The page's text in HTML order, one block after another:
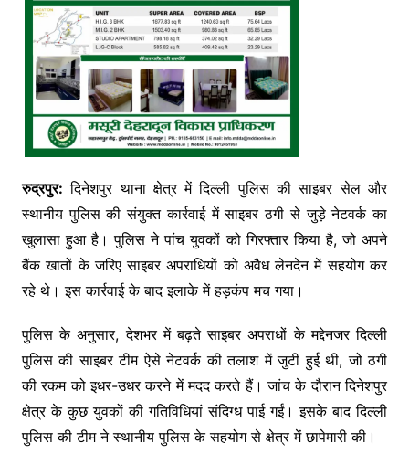
रुद्रपुर: दिनेशपुर थाना क्षेत्र में दिल्ली पुलिस की साइबर सेल और
स्थानीय पुलिस की संयुक्त कार्रवाई में साइबर ठगी से जुड़े नेटवर्क का
खुलासा हुआ है। पुलिस ने पांच युवकों को गिरफ्तार किया है, जो अपने
बैंक खातों के जरिए साइबर अपराधियों को अवैध लेनदेन में सहयोग कर
रहे थे। इस कार्रवाई के बाद इलाके में हड़कंप मच गया।
पुलिस के अनुसार, देशभर में बढ़ते साइबर अपराधों के मद्देनजर दिल्ली
पुलिस की साइबर टीम ऐसे नेटवर्क की तलाश में जुटी हुई थी, जो ठगी
की रकम को इधर-उधर करने में मदद करते हैं। जांच के दौरान दिनेशपुर
क्षेत्र के कुछ युवकों की गतिविधियां संदिग्ध पाई गईं। इसके बाद दिल्ली
पुलिस की टीम ने स्थानीय पुलिस के सहयोग से क्षेत्र में छापेमारी की।